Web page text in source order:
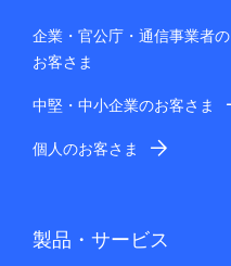
企業・官公庁・通信事業者の
お客さま
中堅・中小企業のお客さま
個人のお客さま
製品・サービス